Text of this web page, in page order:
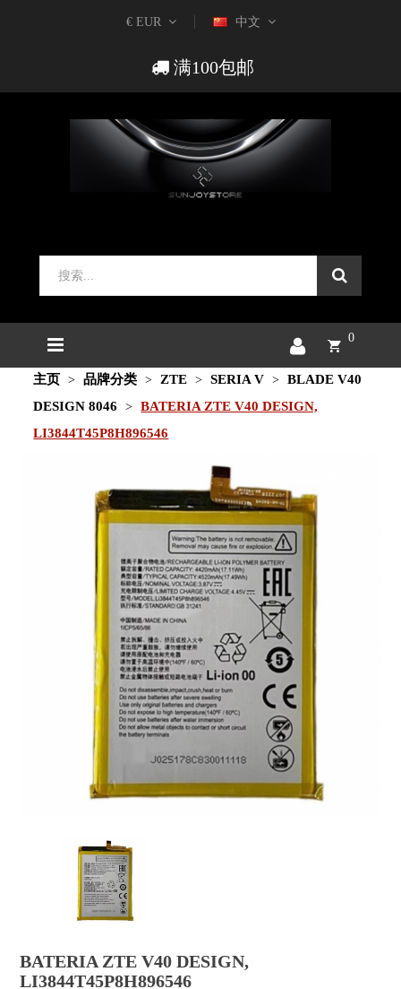
€ EUR 中文
满100包邮
0
主页 品牌分类 ZTE SERIA V
BLADE V40
DESIGN 8046
BATERIA ZTE V40 DESIGN,
LI3844T45P8H896546
BATERIA ZTE V40 DESIGN,
LI3844T45P8H896546